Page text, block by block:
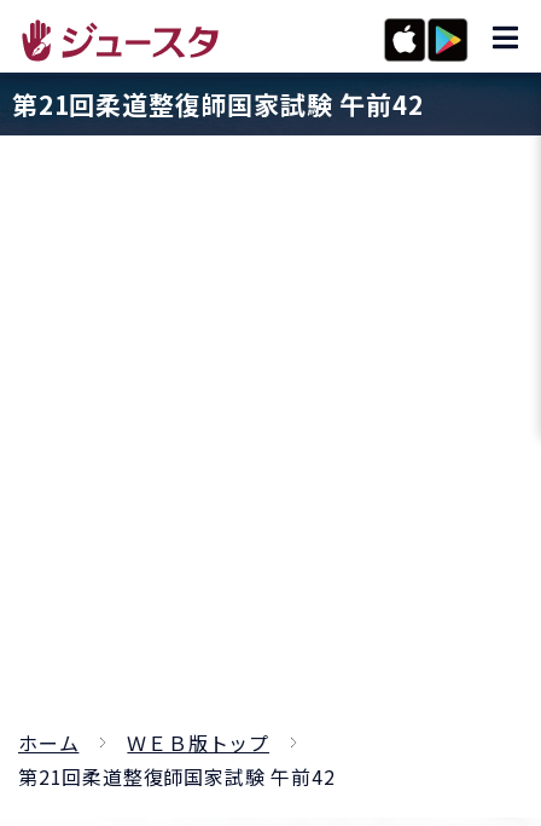
第21回柔道整復師国家試験 午前42
ホーム
ＷＥＢ版トップ
第21回柔道整復師国家試験 午前42